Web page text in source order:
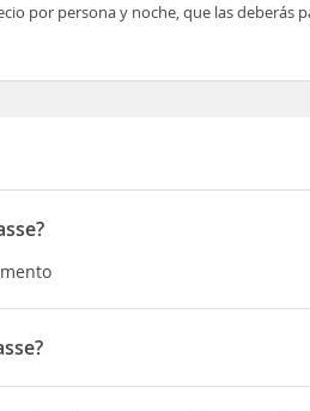
por persona y noche, que las deberás
n°1 80b Avenue Jean Jaurès